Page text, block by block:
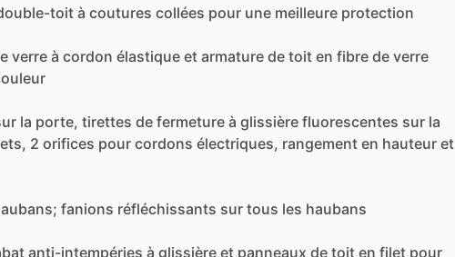
toità coutures collées pour une meilleure protection
verre à cordon élastique et armature de toit en fibre de verre
la porte, tirettes de fermeture à glissière fluorescentes sur la
2 orifices pour cordons électriques, rangement en hauteur et
fanions réfléchissants sur tous les haubans
anti-intempéries à glissière et panneaux de toit en filet pour